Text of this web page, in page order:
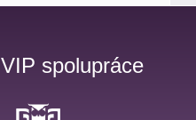
VIP spolupráce